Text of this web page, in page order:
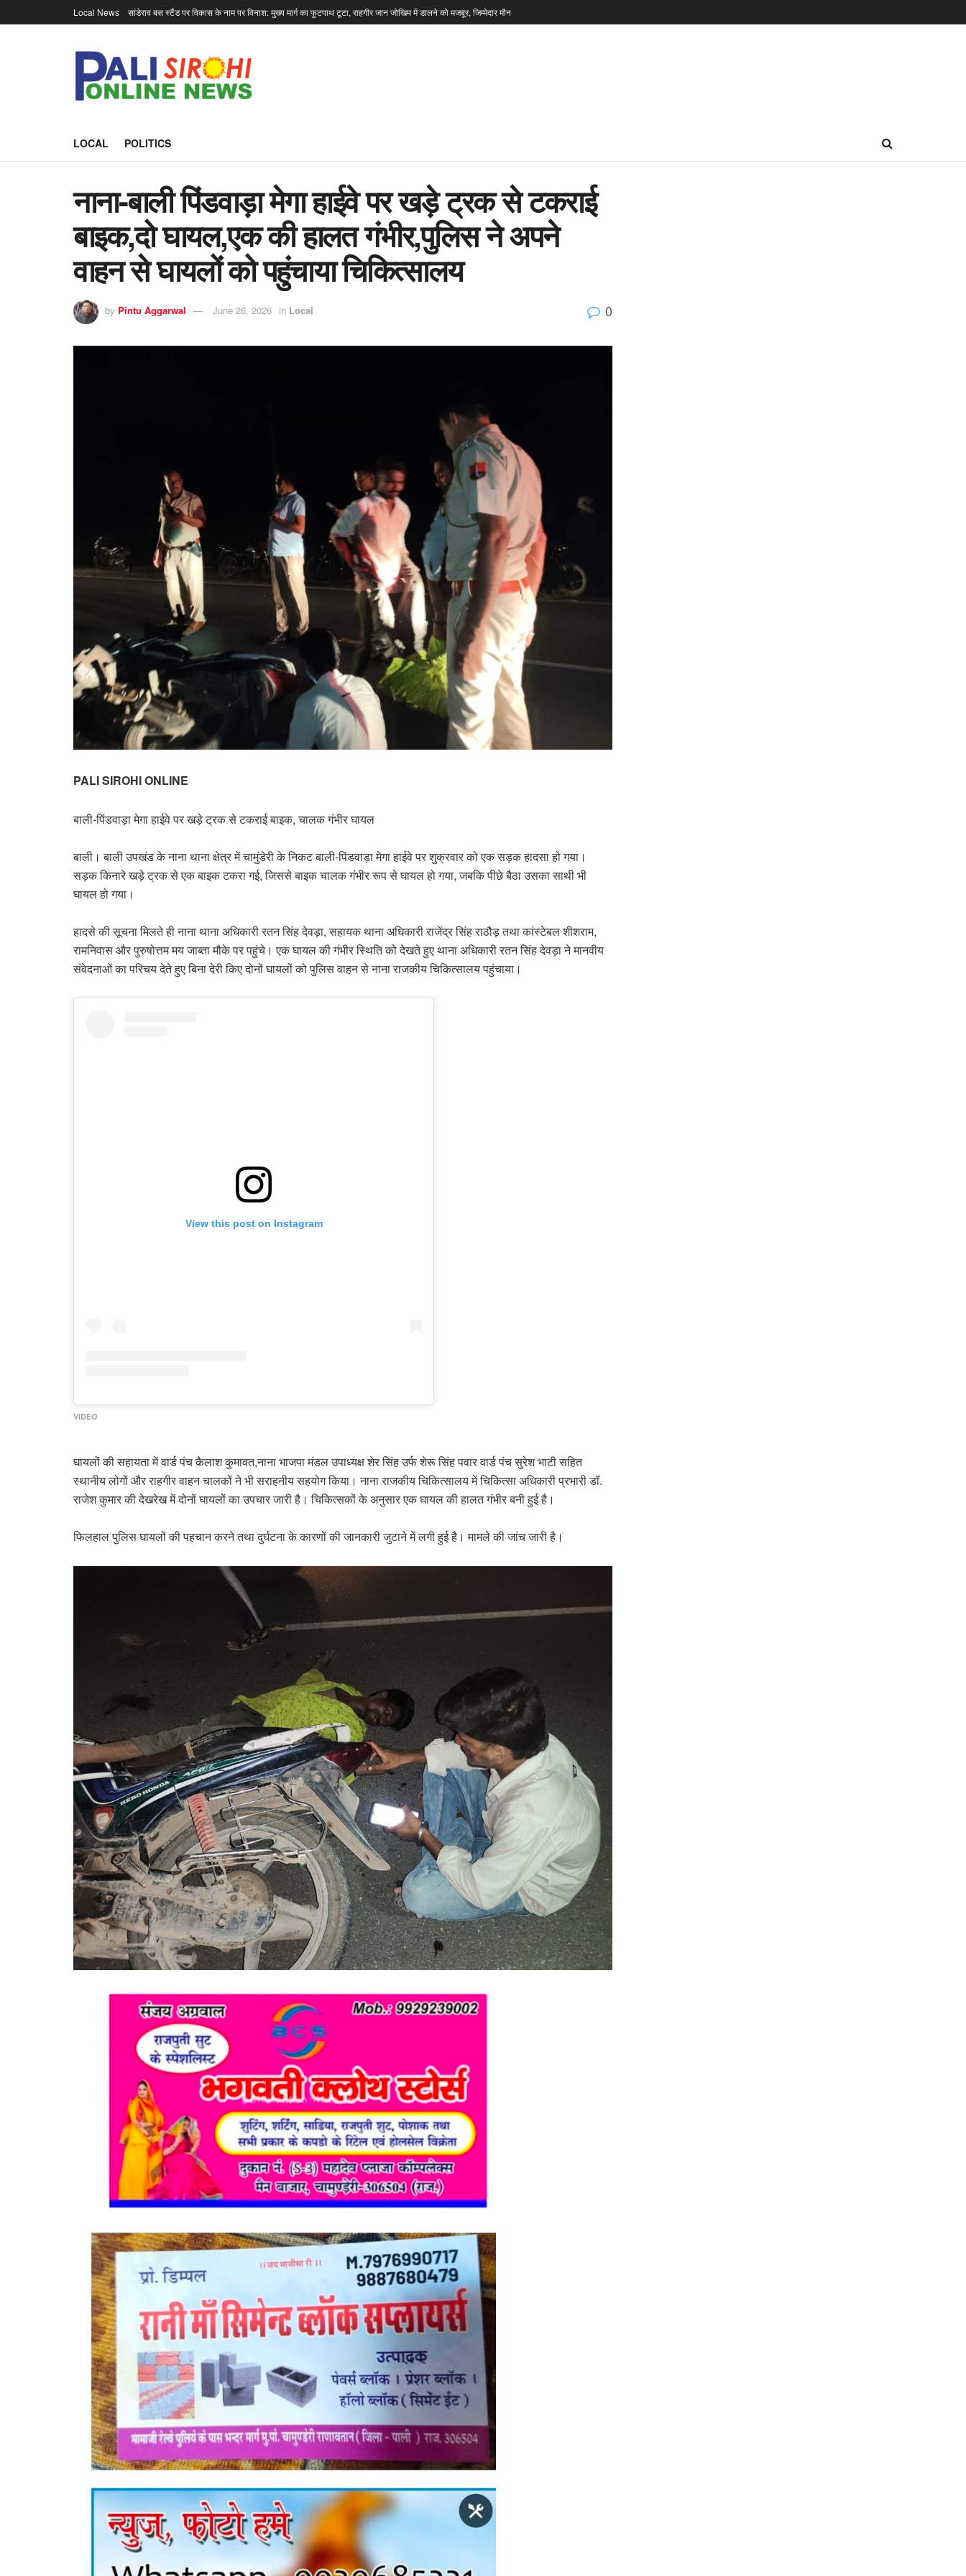
Local News सांडेराव बस स्टैंड पर विकास के नाम पर विनाश: मुख्य मार्ग का फुटपाथ टूटा, राहगीर जान जोखिम में डालने को मजबूर, जिम्मेदार मौन
LOCAL POLITICS
नाना-बाली पिंडवाड़ा मेगा हाईवे पर खड़े ट्रक से टकराई
बाइक,दो घायल,एक की हालत गंभीर,पुलिस ने अपने
वाहन से घायलों को पहुंचाया चिकित्सालय
by Pintu Aggarwal June 26, 2026 in Local 0
PALI SIROHI ONLINE
बाली-पिंडवाड़ा मेगा हाईवे पर खड़े ट्रक से टकराई बाइक, चालक गंभीर घायल
बाली। बाली उपखंड के नाना थाना क्षेत्र में चामुंडेरी के निकट बाली-पिंडवाड़ा मेगा हाईवे पर शुक्रवार को एक सड़क हादसा हो गया।
सड़क किनारे खड़े ट्रक से एक बाइक टकरा गई, जिससे बाइक चालक गंभीर रूप से घायल हो गया, जबकि पीछे बैठा उसका साथी भी
घायल हो गया।
हादसे की सूचना मिलते ही नाना थाना अधिकारी रतन सिंह देवड़ा, सहायक थाना अधिकारी राजेंद्र सिंह राठौड़ तथा कांस्टेबल शीशराम,
रामनिवास और पुरुषोत्तम मय जाब्ता मौके पर पहुंचे। एक घायल की गंभीर स्थिति को देखते हुए थाना अधिकारी रतन सिंह देवड़ा ने मानवीय
संवेदनाओं का परिचय देते हुए बिना देरी किए दोनों घायलों को पुलिस वाहन से नाना राजकीय चिकित्सालय पहुंचाया।
View this post on Instagram
VIDEO
घायलों की सहायता में वार्ड पंच कैलाश कुमावत,नाना भाजपा मंडल उपाध्यक्ष शेर सिंह उर्फ शेरू सिंह पवार वार्ड पंच सुरेश भाटी सहित
स्थानीय लोगों और राहगीर वाहन चालकों ने भी सराहनीय सहयोग किया। नाना राजकीय चिकित्सालय में चिकित्सा अधिकारी प्रभारी डॉ.
राजेश कुमार की देखरेख में दोनों घायलों का उपचार जारी है। चिकित्सकों के अनुसार एक घायल की हालत गंभीर बनी हुई है।
फिलहाल पुलिस घायलों की पहचान करने तथा दुर्घटना के कारणों की जानकारी जुटाने में लगी हुई है। मामले की जांच जारी है।